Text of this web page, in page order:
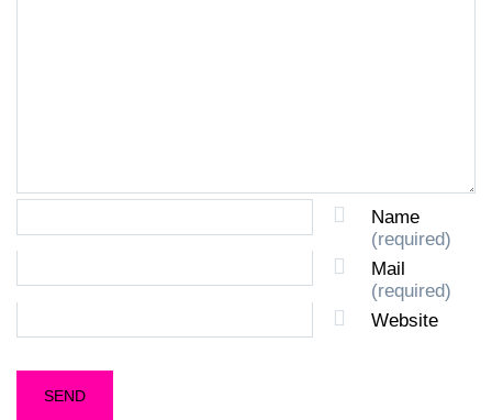
Name
(required)
Mail
(required)
Website